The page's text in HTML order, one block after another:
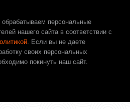
персональные
нашего сайта в соответствии с
. Если вы не даете
своих персональных
покинуть наш сайт.